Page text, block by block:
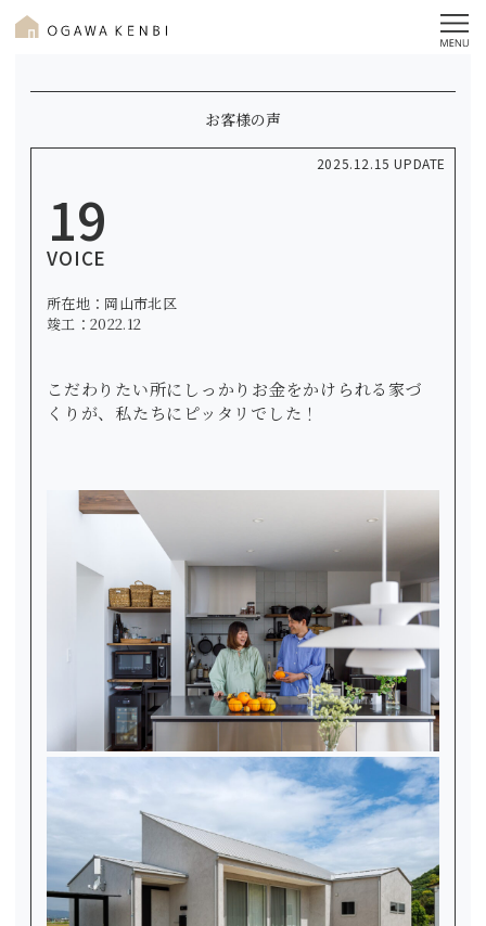
お客様の声
2025.12.15 UPDATE
19
VOICE
所在地：岡山市北区
竣工：2022.12
こだわりたい所にしっかりお金をかけられる家づ
くりが、私たちにピッタリでした！